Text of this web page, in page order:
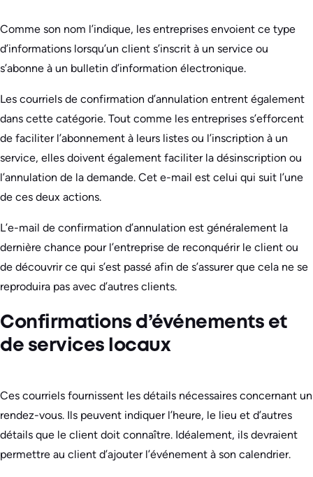
Comme son nom l’indique, les entreprises envoient ce type
d’informations lorsqu’un client s’inscrit à un service ou
s’abonne à un bulletin d’information électronique.
Les courriels de confirmation d’annulation entrent également
dans cette catégorie. Tout comme les entreprises s’efforcent
de faciliter l’abonnement à leurs listes ou l’inscription à un
service, elles doivent également faciliter la désinscription ou
l’annulation de la demande. Cet e-mail est celui qui suit l’une
de ces deux actions.
L’e-mail de confirmation d’annulation est généralement la
dernière chance pour l’entreprise de reconquérir le client ou
de découvrir ce qui s’est passé afin de s’assurer que cela ne se
reproduira pas avec d’autres clients.
Confirmations d’événements et
de services locaux
Ces courriels fournissent les détails nécessaires concernant un
rendez-vous. Ils peuvent indiquer l’heure, le lieu et d’autres
détails que le client doit connaître. Idéalement, ils devraient
permettre au client d’ajouter l’événement à son calendrier.